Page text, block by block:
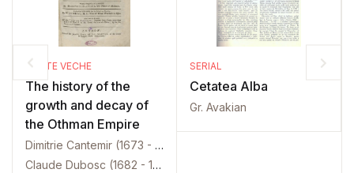
CARTE VECHE
The history of the
growth and decay of
the Othman Empire
Dimitrie Cantemir (1673 - 1723)
Claude Dubosc (1682 - 1745)
SERIAL
Cetatea Alba
Gr. Avakian